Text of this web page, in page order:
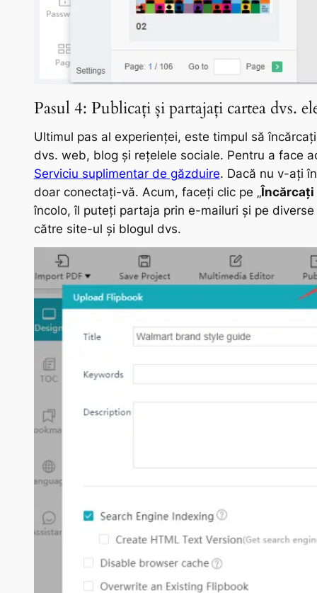
Pasul 4: Publicați și partajați cartea dvs.
Ultimul pas al experienței, este timpul să
dvs. web, blog și rețelele sociale. Pentru a face
Serviciu suplimentar de găzduire. Dacă nu v-ați
doar conectați-vă. Acum, faceți clic pe „Încărcați
încolo, îl puteți partaja prin e-mailuri și pe
către site-ul și blogul dvs.